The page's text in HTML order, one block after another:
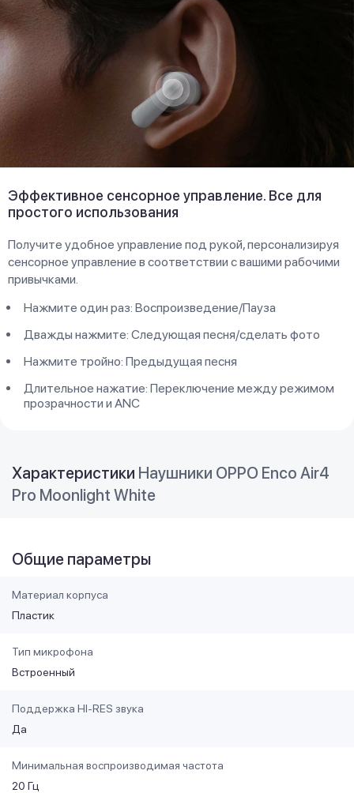
Эффективное сенсорное управление. Все для
простого использования
Получите удобное управление под рукой, персонализируя
сенсорное управление в соответствии с вашими рабочими
привычками.
Нажмите один раз: Воспроизведение/Пауза
Дважды нажмите: Следующая песня/сделать фото
Нажмите тройно: Предыдущая песня
Длительное нажатие: Переключение между режимом
прозрачности и ANC
Характеристики Наушники OPPO Enco Air4
Pro Moonlight White
Общие параметры
Материал корпуса
Пластик
Тип микрофона
Встроенный
Поддержка HI-RES звука
Да
Минимальная воспроизводимая частота
20 Гц